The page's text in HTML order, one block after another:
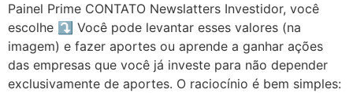
Painel Prime CONTATO Newslatters Investidor, você
escolhe ⤵️ Você pode levantar esses valores (na
imagem) e fazer aportes ou aprende a ganhar ações
das empresas que você já investe para não depender
exclusivamente de aportes. O raciocínio é bem simples: